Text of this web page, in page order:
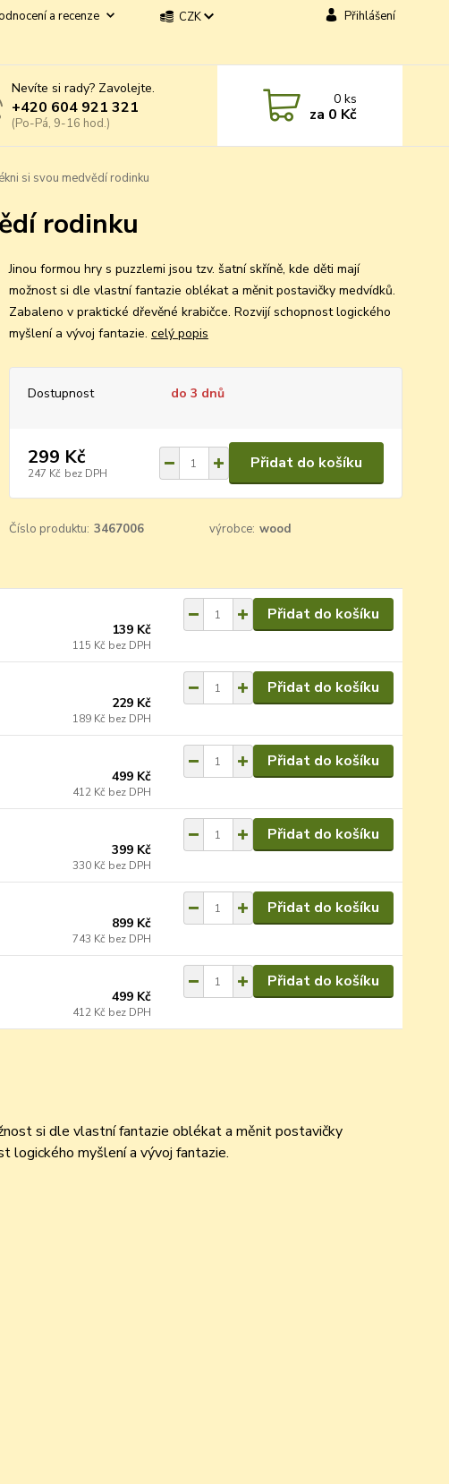
a recenze
CZK Přihlášení
Nevíte si rady? Zavolejte.
+420 604 921 321
(Po-Pá, 9-16 hod.)
0ks
za 0 Kč
si svou medvědí rodinku
rodinku
Jinou formou hry s puzzlemi jsou tzv. šatní skříně, kde děti mají
možnost si dle vlastní fantazie oblékat a měnit postavičky medvídků.
Zabaleno v praktické dřevěné krabičce. Rozvijí schopnost logického
myšlení a vývoj fantazie. celý popis
Dostupnost do 3 dnů
299 Kč
247 Kč bez DPH
Přidat do košíku
Číslo produktu: 3467006 výrobce: wood
139 Kč
115 Kč bez DPH
Přidat do košíku
229 Kč
189 Kč bez DPH
Přidat do košíku
499 Kč
412 Kč bez DPH
Přidat do košíku
399 Kč
330 Kč bez DPH
Přidat do košíku
899 Kč
743 Kč bez DPH
Přidat do košíku
499 Kč
412 Kč bez DPH
Přidat do košíku
si dle vlastní fantazie oblékat a měnit postavičky
logického myšlení a vývoj fantazie.